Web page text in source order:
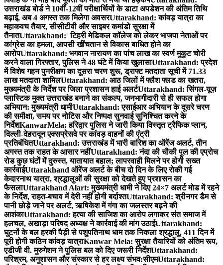
उत्तराखंड बोर्ड ने 10वीं-12वीं परीक्षार्थियों के डाटा अपडेशन की अंतिम तिथि
बढ़ाई, अब 4 अगस्त तक मिलेगा अवसरUttarakhand: कांवड़ यात्रा का
महाकवच तैयार, सीसीटीवी और साइबर कमांडो सुरक्षा में
तैनातUttarakhand: टिहरी मेडिकल कॉलेज को लेकर भाजपा नेताओं पर
कांग्रेस का हमला, आपसी खींचतान से विकास बाधित होने का
आरोपUttarakhand: भगवान नारायण का पांच लाख का स्वर्ण मुकुट चोरी
करने वाला गिरफ्तार, पुलिस ने 48 घंटे में किया खुलासाUttarakhand: प्रदेश
में विशेष गहन पुनरीक्षण का दूसरा चरण शुरू, ड्राफ्ट मतदाता सूची में 71.33
लाख मतदाता शामिलUttarakhand: आठ जिलों में फ्लैश फ्लड का खतरा,
मुख्यमंत्री के निर्देश पर जिला प्रशासन हाई अलर्टUttarakhand: सिंगल-यूज़
प्लास्टिक मुक्त उत्तराखंड बनाने का संकल्प, जनभागीदारी से ही सफल होगा
अभियान: मुख्यमंत्री धामीUttarakhand: एसाईआर अभियान के दूसरे चरण
की समीक्षा, समय पर नोटिस और निष्पक्ष सुनवाई सुनिश्चित करने के
निर्देशKanwarMela: हरिद्वार पुलिस ने जारी किया विस्तृत ट्रैफिक प्लान,
दिल्ली-देहरादून एक्सप्रेसवे पर कांवड़ वाहनों की एंट्री
प्रतिबंधितUttarakhand: उत्तराखंड में भारी बारिश का ऑरेंज अलर्ट, तीन
अगस्त तक राहत के आसार नहींUttarakhand: नंदा की चौकी पुल की एप्रोच
रोड कुछ घंटों में दुरुस्त, यातायात बहाल; लापरवाही मिलने पर होगी सख्त
कार्रवाईUttarakhand ऑरेंज अलर्ट के बीच दो दिन के लिए रोकी गई
केदारनाथ यात्रा, श्रद्धालुओं की सुरक्षा को देखते हुए प्रशासन का
फैसलाUttarakhand Alart: मुख्यमंत्री धामी ने दिए 24×7 अलर्ट मोड में रहने
के निर्देश, राहत-बचाव में देरी नहीं होगी बर्दाश्तUttarakhand: श्रीनगर डैम से
पानी छोड़े जाने पर अलर्ट, ऋषिकेश में गंगा का जलस्तर बढ़ने की
आशंकाUttarakhand: हत्या की साजिश का आरोप लगाकर संत समाज में
हलचल, अखाड़ा परिषद अध्यक्ष ने कार्रवाई की मांग उठाईUttarakhand:
घुटनों के बल हरकी पैड़ी से पशुपतिनाथ धाम तक निकला श्रद्धालु, 411 दिन में
पूरी होगी कठिन कांवड़ यात्राKanwar Mela: सुरक्षा तैयारियों को अंतिम रूप,
एडीजी वी. मुरुगेशन ने पुलिस बल को दिए जरूरी निर्देशUttarakhand:
परिश्रम, अनुशासन और संस्कार से हर लक्ष्य संभव:सीएमUttarakhand: